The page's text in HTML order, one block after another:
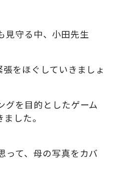
見守る中、小田先生
をほぐしていきましょ
グを目的としたゲーム
した。
って、母の写真をカバ